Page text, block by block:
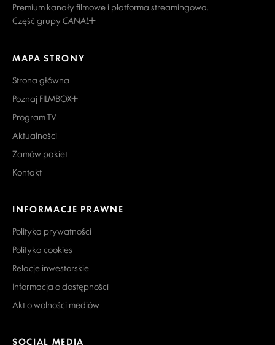
Premium kanały filmowe i platforma streamingowa.
Część grupy CANAL+
MAPA STRONY
Strona główna
Poznaj FILMBOX+
Program TV
Aktualności
Zamów pakiet
Kontakt
INFORMACJE PRAWNE
Polityka prywatności
Polityka cookies
Relacje inwestorskie
Informacja o dostępności
Akt o wolności mediów
SOCIAL MEDIA